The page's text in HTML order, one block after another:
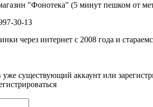
"Фонотека" (5 минут пешком от
30-13
через интернет c 2008 года и
существующий аккаунт или